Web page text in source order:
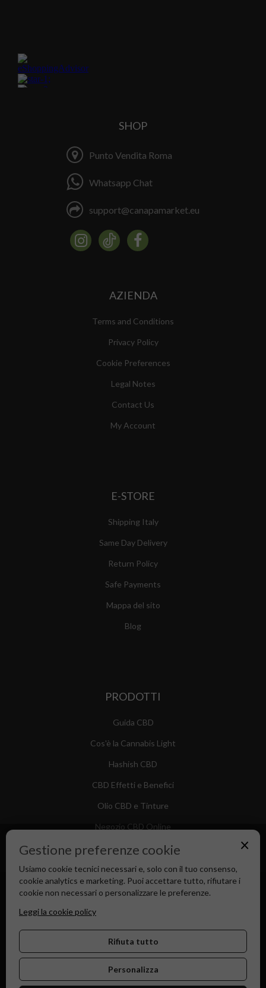
SHOP
Punto Vendita Roma
Whatsapp Chat
support@canapamarket.eu
AZIENDA
Terms and Conditions
Privacy Policy
Cookie Preferences
Legal Notes
Contact Us
My Account
E-STORE
Shipping Italy
Same Day Delivery
Return Policy
Safe Payments
Mappa del sito
Blog
PRODOTTI
Guida CBD
Cos'è la Cannabis Light
Hashish CBD
CBD Effetti e Benefici
Olio CBD e Tinture
Negozio CBD Online
×
Gestione preferenze cookie
Usiamo cookie tecnici necessari e, solo con il tuo consenso,
cookie analytics e marketing. Puoi accettare tutto, rifiutare i
cookie non necessari o personalizzare le preferenze.
Leggi la cookie policy
Rifiuta tutto
Personalizza
Canapa Market - Il tuo Shop di Fiducia dal 2018